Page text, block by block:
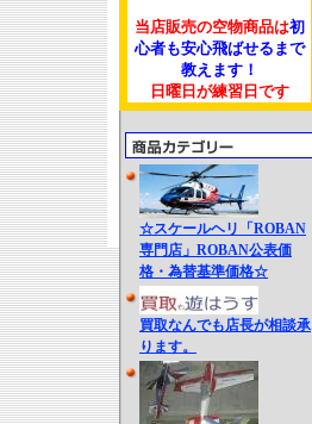
当店販売の空物商品は初
心者も安心飛ばせるまで
教えます！
日曜日が練習日です
☆スケールヘリ「ROBAN
専門店」ROBAN公表価
格・為替基準価格☆
買取なんでも店長が相談承
ります。